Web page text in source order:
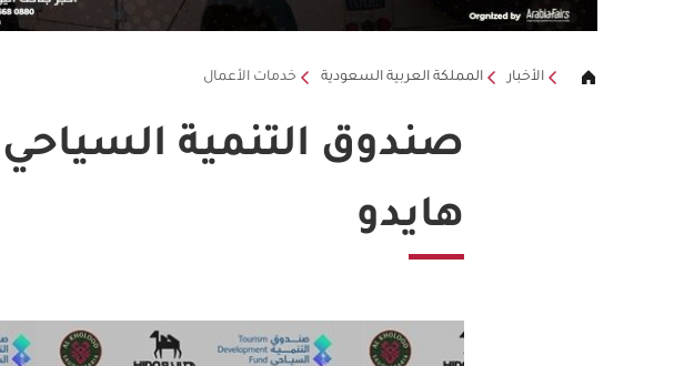
الأخبار المملكة العربية السعودية خدمات الأعمال
صندوق التنمية السياحي
هايدو